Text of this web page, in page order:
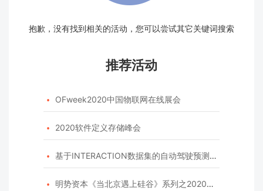
抱歉，没有找到相关的活动，您可以尝试其它关键词搜索
推荐活动
 OFweek2020中国物联网在线展会
 2020软件定义存储峰会
 基于INTERACTION数据集的自动驾驶预测模型挑战赛
 明势资本《当北京遇上硅谷》系列之2020年度开源峰会